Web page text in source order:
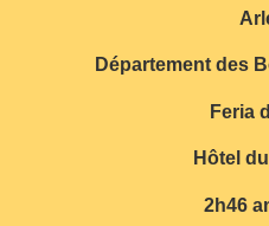
Département des
Feria
Hôtel
2h46